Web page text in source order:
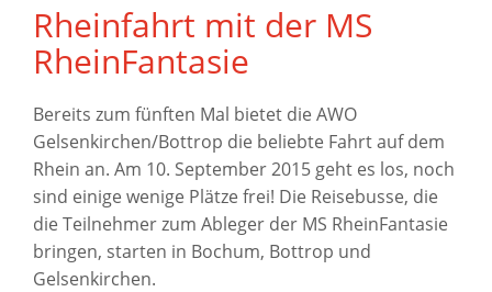
Rheinfahrt mit der MS
RheinFantasie
Bereits zum fünften Mal bietet die AWO
Gelsenkirchen/Bottrop die beliebte Fahrt auf dem
Rhein an. Am 10. September 2015 geht es los, noch
sind einige wenige Plätze frei! Die Reisebusse, die
die Teilnehmer zum Ableger der MS RheinFantasie
bringen, starten in Bochum, Bottrop und
Gelsenkirchen.